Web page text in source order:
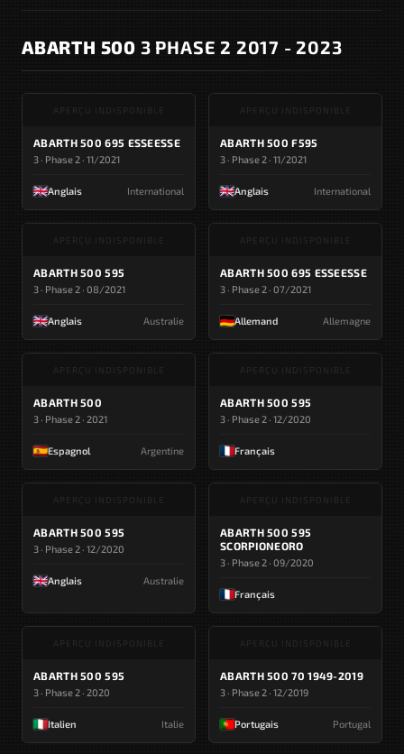
ABARTH 500 3 PHASE 2 2017 - 2023
APERÇU INDISPONIBLE
ABARTH 500 695 ESSEESSE
3 · Phase 2 · 11/2021
Anglais International
APERÇU INDISPONIBLE
ABARTH 500 F595
3 · Phase 2 · 11/2021
Anglais International
APERÇU INDISPONIBLE
ABARTH 500 595
3 · Phase 2 · 08/2021
Anglais Australie
APERÇU INDISPONIBLE
ABARTH 500 695 ESSEESSE
3 · Phase 2 · 07/2021
Allemand Allemagne
APERÇU INDISPONIBLE
ABARTH 500
3 · Phase 2 · 2021
Espagnol Argentine
APERÇU INDISPONIBLE
ABARTH 500 595
3 · Phase 2 · 12/2020
Français
APERÇU INDISPONIBLE
ABARTH 500 595
3 · Phase 2 · 12/2020
Anglais Australie
APERÇU INDISPONIBLE
ABARTH 500 595
SCORPIONEORO
3 · Phase 2 · 09/2020
Français
APERÇU INDISPONIBLE
ABARTH 500 595
3 · Phase 2 · 2020
Italien Italie
APERÇU INDISPONIBLE
ABARTH 500 70 1949-2019
3 · Phase 2 · 12/2019
Portugais Portugal